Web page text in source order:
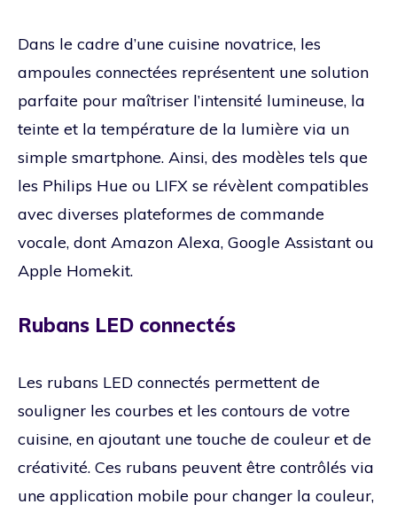
Dans le cadre d’une cuisine novatrice, les
ampoules connectées représentent une solution
parfaite pour maîtriser l’intensité lumineuse, la
teinte et la température de la lumière via un
simple smartphone. Ainsi, des modèles tels que
les Philips Hue ou LIFX se révèlent compatibles
avec diverses plateformes de commande
vocale, dont Amazon Alexa, Google Assistant ou
Apple Homekit.
Rubans LED connectés
Les rubans LED connectés permettent de
souligner les courbes et les contours de votre
cuisine, en ajoutant une touche de couleur et de
créativité. Ces rubans peuvent être contrôlés via
une application mobile pour changer la couleur,